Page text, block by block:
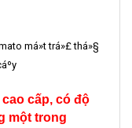
cấp, có độ
một trong